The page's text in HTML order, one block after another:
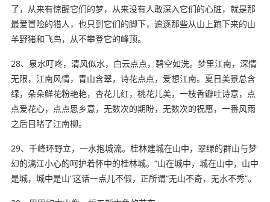
了，从来有惊醒它们的梦，从来没有人敢深入它们的心脏，就是那
最爱冒险的猎人，也只到它们的脚下，追逐那些从山上跑下来的山
羊野猪和飞鸟，从不攀登它的峰顶。
28、泉水叮咚，清风似水，白云点点，碧空如洗。梦里江南，深情
无限，江南风情，青山含翠，诗花点点，爱想江南。夏日美景总含
绿，朵朵鲜花粉艳艳，杏花儿红，桃花儿美，一枝香瓣吐诗意，点
点爱花心，点点思乡意，无数次的期盼，无数次的祝愿，一番风雨
之后目睹了江南柳。
29、千峰环野立，一水抱城流。桂林建城在山中，翠绿的群山与梦
幻的漓江小心的呵护着怀中的桂林城。“山在城中，城在山中，山中
是城，城中是山”这话一点儿不假，正所谓“无山不奇，无水不秀”。